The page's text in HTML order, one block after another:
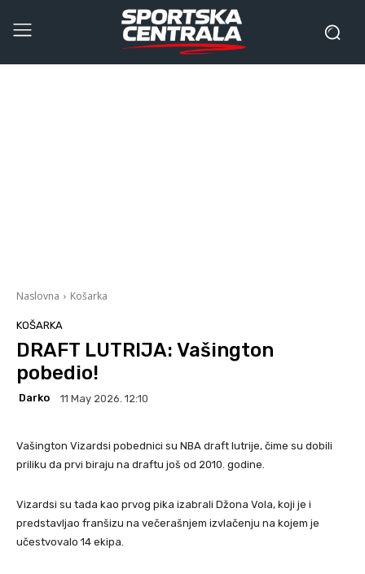
Naslovna Košarka
KOŠARKA
DRAFT LUTRIJA: Vašington
pobedio!
Darko 11 May 2026. 12:10
Vašington Vizardsi pobednici su NBA draft lutrije, čime su dobili
priliku da prvi biraju na draftu još od 2010. godine.
Vizardsi su tada kao prvog pika izabrali Džona Vola, koji je i
predstavljao franšizu na večerašnjem izvlačenju na kojem je
učestvovalo 14 ekipa.